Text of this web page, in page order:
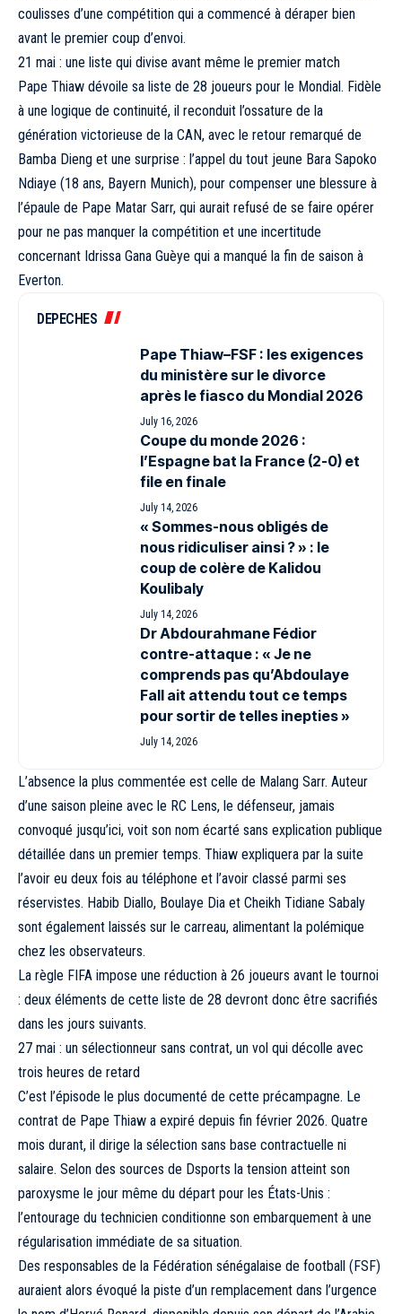
coulisses d’une compétition qui a commencé à déraper bien
avant le premier coup d’envoi.
21 mai : une liste qui divise avant même le premier match
Pape Thiaw dévoile sa liste de 28 joueurs pour le Mondial. Fidèle
à une logique de continuité, il reconduit l’ossature de la
génération victorieuse de la CAN, avec le retour remarqué de
Bamba Dieng et une surprise : l’appel du tout jeune Bara Sapoko
Ndiaye (18 ans, Bayern Munich), pour compenser une blessure à
l’épaule de Pape Matar Sarr, qui aurait refusé de se faire opérer
pour ne pas manquer la compétition et une incertitude
concernant Idrissa Gana Guèye qui a manqué la fin de saison à
Everton.
DEPECHES
Pape Thiaw–FSF : les exigences
du ministère sur le divorce
après le fiasco du Mondial 2026
July 16, 2026
Coupe du monde 2026 :
l’Espagne bat la France (2-0) et
file en finale
July 14, 2026
« Sommes-nous obligés de
nous ridiculiser ainsi ? » : le
coup de colère de Kalidou
Koulibaly
July 14, 2026
Dr Abdourahmane Fédior
contre-attaque : « Je ne
comprends pas qu’Abdoulaye
Fall ait attendu tout ce temps
pour sortir de telles inepties »
July 14, 2026
L’absence la plus commentée est celle de Malang Sarr. Auteur
d’une saison pleine avec le RC Lens, le défenseur, jamais
convoqué jusqu’ici, voit son nom écarté sans explication publique
détaillée dans un premier temps. Thiaw expliquera par la suite
l’avoir eu deux fois au téléphone et l’avoir classé parmi ses
réservistes. Habib Diallo, Boulaye Dia et Cheikh Tidiane Sabaly
sont également laissés sur le carreau, alimentant la polémique
chez les observateurs.
La règle FIFA impose une réduction à 26 joueurs avant le tournoi
: deux éléments de cette liste de 28 devront donc être sacrifiés
dans les jours suivants.
27 mai : un sélectionneur sans contrat, un vol qui décolle avec
trois heures de retard
C’est l’épisode le plus documenté de cette précampagne. Le
contrat de Pape Thiaw a expiré depuis fin février 2026. Quatre
mois durant, il dirige la sélection sans base contractuelle ni
salaire. Selon des sources de Dsports la tension atteint son
paroxysme le jour même du départ pour les États-Unis :
l’entourage du technicien conditionne son embarquement à une
régularisation immédiate de sa situation.
Des responsables de la Fédération sénégalaise de football (FSF)
auraient alors évoqué la piste d’un remplacement dans l’urgence